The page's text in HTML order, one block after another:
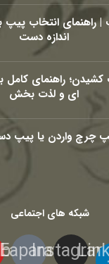
| راهنمای انتخاب
اندازه دست
راهنمای کامل
ای و لذت بخش
چرچ واردن یا پیپ
شبکه های اجتماعی